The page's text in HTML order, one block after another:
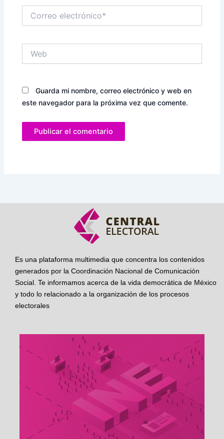
electrónico*
Guarda mi nombre, correo electrónico y web en
este navegador para la próxima vez que comente.
Es una plataforma multimedia que concentra los contenidos
generados por la Coordinación Nacional de Comunicación
Social. Te informamos acerca de la vida democrática de México
y todo lo relacionado a la organización de los procesos
electorales